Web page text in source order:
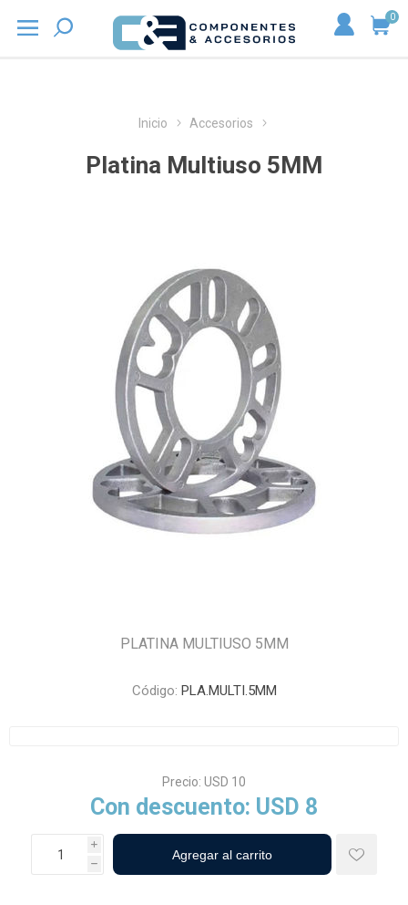
0
Inicio Accesorios
Platina Multiuso 5MM
PLATINA MULTIUSO 5MM
Código: PLA.MULTI.5MM
Precio: USD 10
Con descuento: USD 8
i
h